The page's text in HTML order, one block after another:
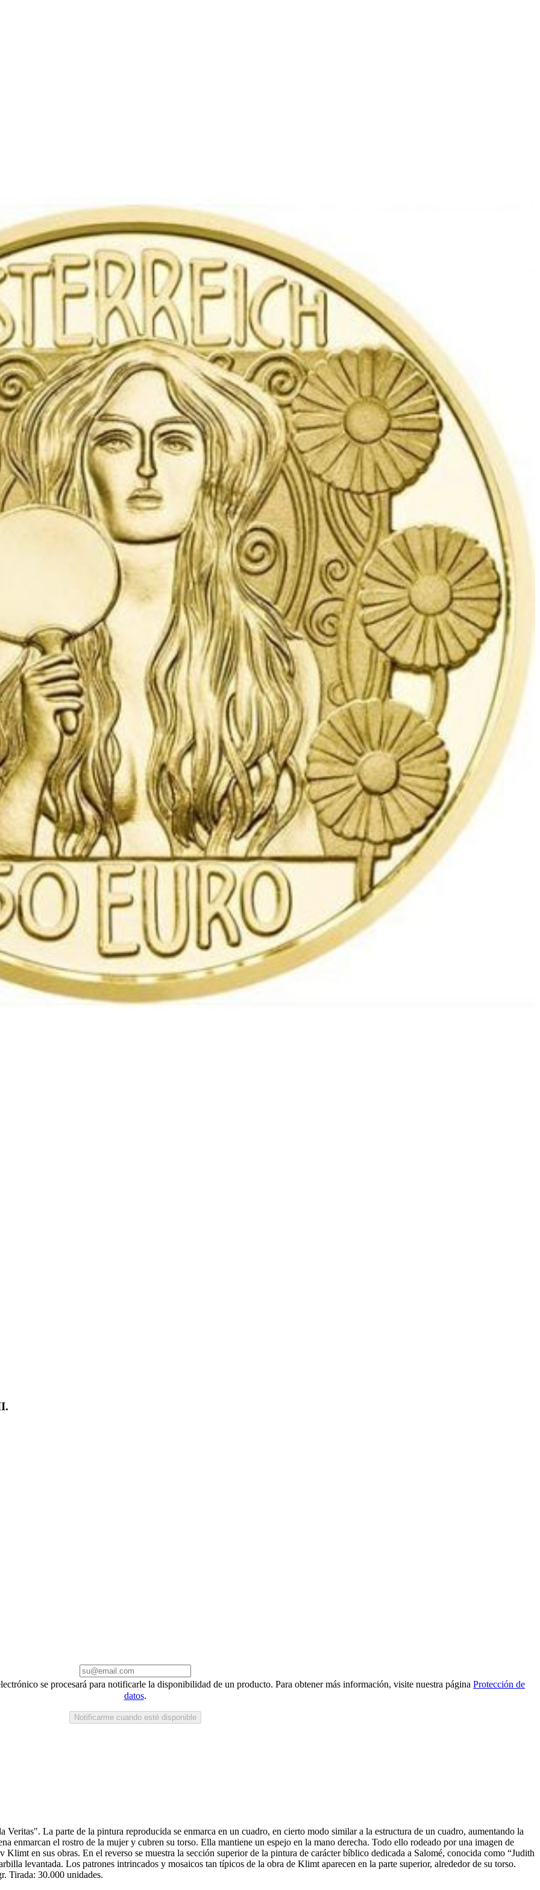
se procesará para notificarle la disponibilidad de un producto. Para obtener más información, visite nuestra página Protección de
datos.
Notificarme cuando esté disponible
La parte de la pintura reproducida se enmarca en un cuadro, en cierto modo similar a la estructura de un cuadro, aumentando la
enmarcan el rostro de la mujer y cubren su torso. Ella mantiene un espejo en la mano derecha. Todo ello rodeado por una imagen de
en sus obras. En el reverso se muestra la sección superior de la pintura de carácter bíblico dedicada a Salomé, conocida como “Judith
levantada. Los patrones intrincados y mosaicos tan típicos de la obra de Klimt aparecen en la parte superior, alrededor de su torso.
Tirada: 30.000 unidades.